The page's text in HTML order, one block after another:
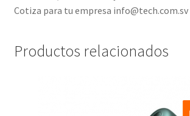
Cotiza para tu empresa info@tech.com.sv
Productos relacionados